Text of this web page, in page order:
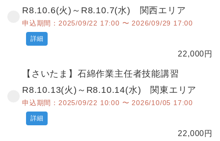
R8.10.6(火)～R8.10.7(水) 関西エリア
申込期間：2025/09/22 17:00 〜 2026/09/29 17:00
詳細
22,000円
【さいたま】石綿作業主任者技能講習
R8.10.13(火)～R8.10.14(水) 関東エリア
申込期間：2025/09/22 10:00 〜 2026/10/05 17:00
詳細
22,000円